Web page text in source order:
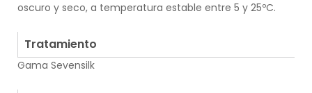
oscuro y seco, a temperatura estable entre 5 y 25ºC.
Tratamiento
Gama Sevensilk